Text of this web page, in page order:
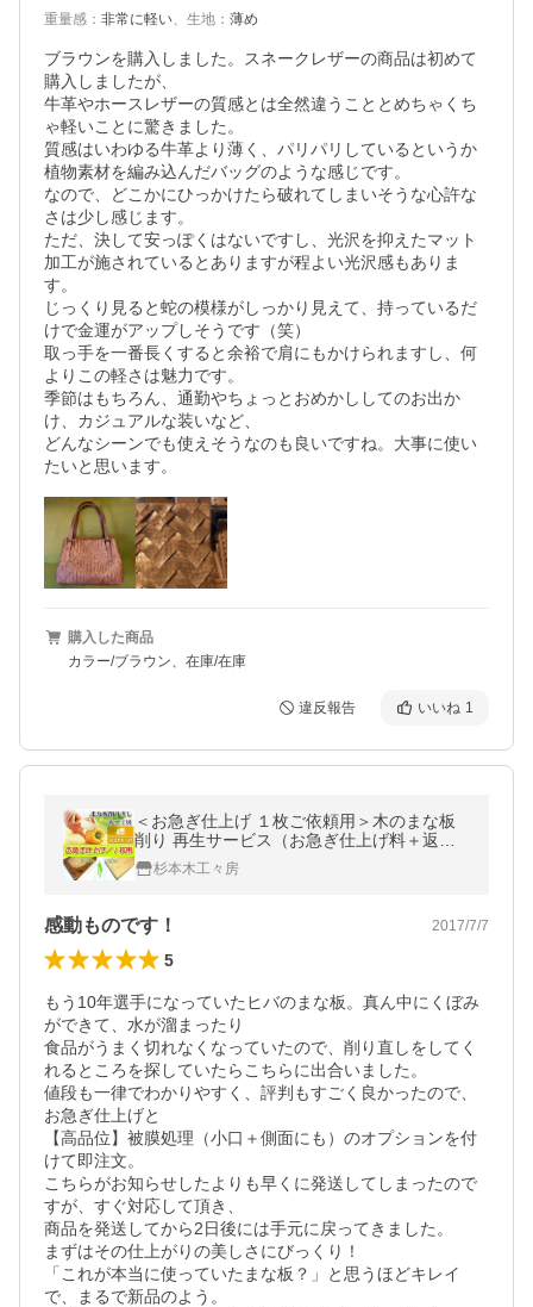
重量感 ： 非常に軽い、 生地 ： 薄め
ブラウンを購入しました。スネークレザーの商品は初めて
購入しましたが、
牛革やホースレザーの質感とは全然違うこととめちゃくち
ゃ軽いことに驚きました。
質感はいわゆる牛革より薄く、パリパリしているというか
植物素材を編み込んだバッグのような感じです。
なので、どこかにひっかけたら破れてしまいそうな心許な
さは少し感じます。
ただ、決して安っぽくはないですし、光沢を抑えたマット
加工が施されているとありますが程よい光沢感もありま
す。
じっくり見ると蛇の模様がしっかり見えて、持っているだ
けで金運がアップしそうです（笑）
取っ手を一番長くすると余裕で肩にもかけられますし、何
よりこの軽さは魅力です。
季節はもちろん、通勤やちょっとおめかししてのお出か
け、カジュアルな装いなど、
どんなシーンでも使えそうなのも良いですね。大事に使い
たいと思います。
購入した商品
カラー/ブラウン、在庫/在庫
違反報告 いいね 1
＜お急ぎ仕上げ １枚ご依頼用＞木のまな板
削り 再生サービス（お急ぎ仕上げ料＋返送
料込み）お客様レビュー１５００件以上！
木製まな板 他社製品OK！
杉本木工々房
感動ものです！ 2017/7/7
5
もう10年選手になっていたヒバのまな板。真ん中にくぼみ
ができて、水が溜まったり
食品がうまく切れなくなっていたので、削り直しをしてく
れるところを探していたらこちらに出合いました。
値段も一律でわかりやすく、評判もすごく良かったので、
お急ぎ仕上げと
【高品位】被膜処理（小口＋側面にも）のオプションを付
けて即注文。
こちらがお知らせしたよりも早くに発送してしまったので
すが、すぐ対応して頂き、
商品を発送してから2日後には手元に戻ってきました。
まずはその仕上がりの美しさにびっくり！
「これが本当に使っていたまな板？」と思うほどキレイ
で、まるで新品のよう。